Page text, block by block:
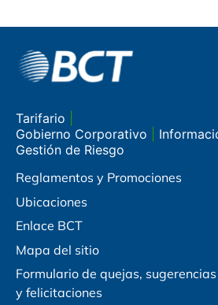
Tarifario
Gobierno Corporativo
Gestión de Riesgo
Reglamentos y Promociones
Ubicaciones
Enlace BCT
Mapa del sitio
Formulario de quejas, sugerencias
y felicitaciones